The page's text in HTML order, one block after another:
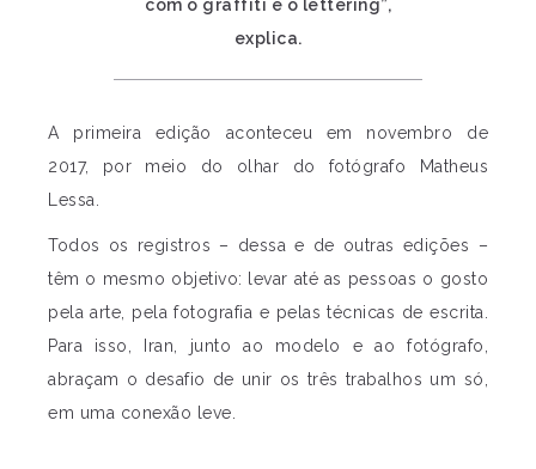
com o graffiti e o lettering”,
explica.
A primeira edição aconteceu em novembro de
2017, por meio do olhar do fotógrafo Matheus
Lessa.
Todos os registros – dessa e de outras edições –
têm o mesmo objetivo: levar até as pessoas o gosto
pela arte, pela fotografia e pelas técnicas de escrita.
Para isso, Iran, junto ao modelo e ao fotógrafo,
abraçam o desafio de unir os três trabalhos um só,
em uma conexão leve.